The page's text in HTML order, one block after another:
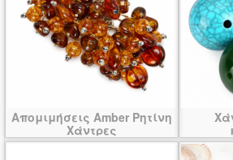
Απομιμήσεις Amber Ρητίνη
Χάντρες